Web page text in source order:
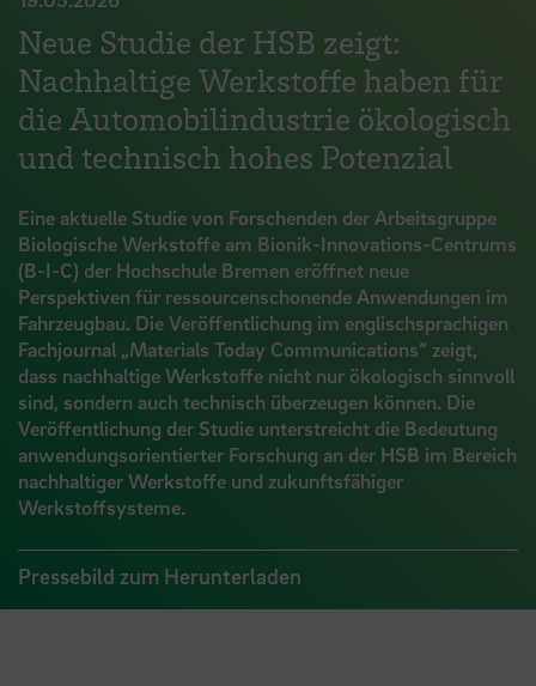
Neue Studie der HSB zeigt:
Nachhaltige Werkstoffe haben für
die Automobilindustrie ökologisch
und technisch hohes Potenzial
Eine aktuelle Studie von Forschenden der Arbeitsgruppe
Biologische Werkstoffe am Bionik-Innovations-Centrums
(B-I-C) der Hochschule Bremen eröffnet neue
Perspektiven für ressourcenschonende Anwendungen im
Fahrzeugbau. Die Veröffentlichung im englischsprachigen
Fachjournal „Materials Today Communications“ zeigt,
dass nachhaltige Werkstoffe nicht nur ökologisch sinnvoll
sind, sondern auch technisch überzeugen können. Die
Veröffentlichung der Studie unterstreicht die Bedeutung
anwendungsorientierter Forschung an der HSB im Bereich
nachhaltiger Werkstoffe und zukunftsfähiger
Werkstoffsysteme.
Pressebild zum Herunterladen